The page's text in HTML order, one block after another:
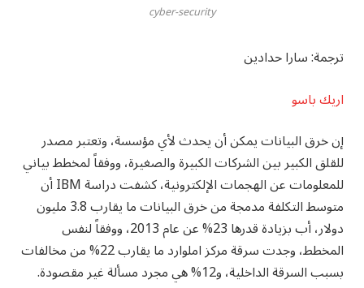
cyber-security
ترجمة: سارا حدادين
اريك باسو
إن خرق البيانات يمكن أن يحدث لأي مؤسسة، وتعتبر مصدر
للقلق الكبير بين الشركات الكبيرة والصغيرة، ووفقاً لمخطط بياني
للمعلومات عن الهجمات الإلكترونية، كشفت دراسة IBM أن
متوسط التكلفة مدمجة من خرق البيانات ما يقارب 3.8 مليون
دولار، أب بزيادة قدرها 23% عن عام 2013، ووفقاً لنفس
المخطط، وجدت سرقة مركز املوارد ما يقارب 22% من مخالفات
بسبب السرقة الداخلية، و12% هي مجرد مسألة غير مقصودة.